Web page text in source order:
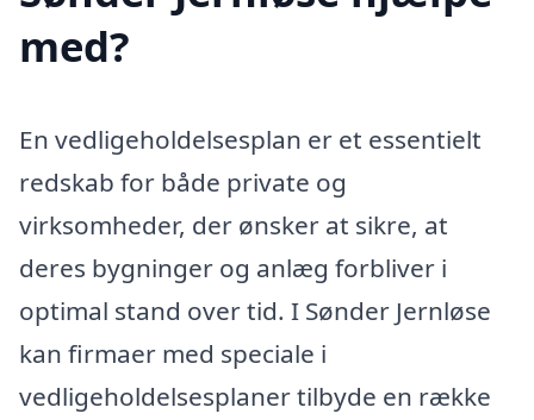
med?
En vedligeholdelsesplan er et essentielt
redskab for både private og
virksomheder, der ønsker at sikre, at
deres bygninger og anlæg forbliver i
optimal stand over tid. I Sønder Jernløse
kan firmaer med speciale i
vedligeholdelsesplaner tilbyde en række